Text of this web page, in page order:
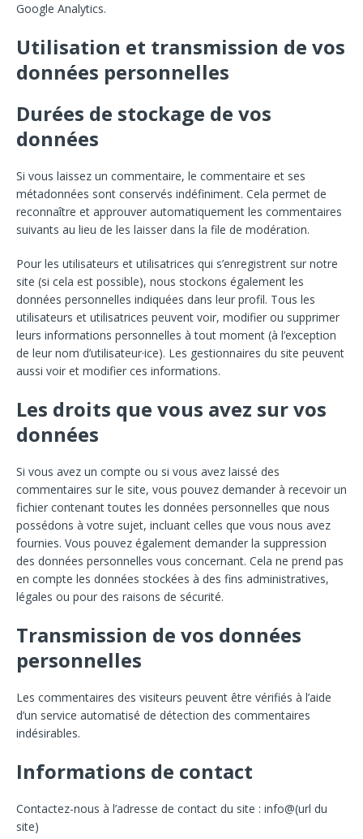
Google Analytics.
Utilisation et transmission de vos
données personnelles
Durées de stockage de vos
données
Si vous laissez un commentaire, le commentaire et ses
métadonnées sont conservés indéfiniment. Cela permet de
reconnaître et approuver automatiquement les commentaires
suivants au lieu de les laisser dans la file de modération.
Pour les utilisateurs et utilisatrices qui s’enregistrent sur notre
site (si cela est possible), nous stockons également les
données personnelles indiquées dans leur profil. Tous les
utilisateurs et utilisatrices peuvent voir, modifier ou supprimer
leurs informations personnelles à tout moment (à l’exception
de leur nom d’utilisateur·ice). Les gestionnaires du site peuvent
aussi voir et modifier ces informations.
Les droits que vous avez sur vos
données
Si vous avez un compte ou si vous avez laissé des
commentaires sur le site, vous pouvez demander à recevoir un
fichier contenant toutes les données personnelles que nous
possédons à votre sujet, incluant celles que vous nous avez
fournies. Vous pouvez également demander la suppression
des données personnelles vous concernant. Cela ne prend pas
en compte les données stockées à des fins administratives,
légales ou pour des raisons de sécurité.
Transmission de vos données
personnelles
Les commentaires des visiteurs peuvent être vérifiés à l’aide
d’un service automatisé de détection des commentaires
indésirables.
Informations de contact
Contactez-nous à l’adresse de contact du site : info@(url du
site)